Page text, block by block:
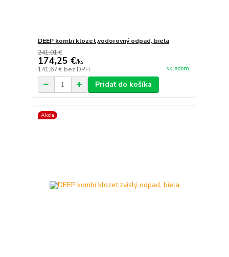
DEEP kombi klozet,vodorovný odpad, biela
241,01 €
174,25 €/ks
141,67 € bez DPH skladom
Pridať do košíka
Akcia